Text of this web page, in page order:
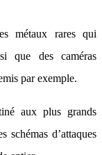
métaux rares qui
que des caméras
par exemple.
aux plus grands
schémas d’attaques